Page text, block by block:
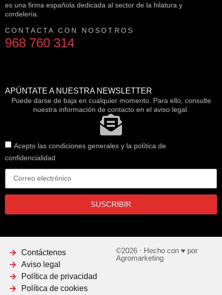
es una firma española dedicada al sector de la hilatura y
cordelería.
CONTACTA CON NOSOTROS
968 760 314
APÚNTATE A NUESTRA NEWSLETTER
Puede darse de baja en cualquier momento. Para ello, consulte
nuestra información de contacto en el aviso legal.
Acepto las condiciones generales y la política de
confidencialidad
SUSCRIBIR
Contáctenos
Aviso legal
Política de privacidad
Política de cookies
©2026 · Hecho con ♥ por
Agromarketing